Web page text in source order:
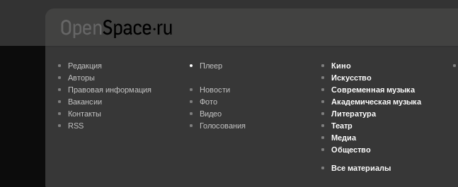
Редакция
Авторы
Правовая информация
Вакансии
Контакты
RSS
Плеер
Новости
Фото
Видео
Голосования
Кино
Искусство
Современная музыка
Академическая музыка
Литература
Театр
Медиа
Общество
Все материалы